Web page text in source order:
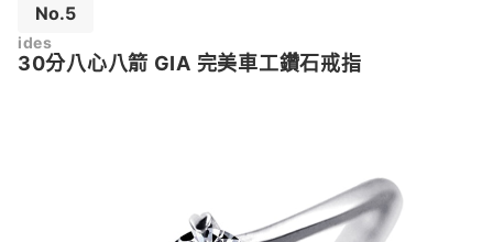
No.5
ides
30分八心八箭 GIA 完美車工鑽石戒指